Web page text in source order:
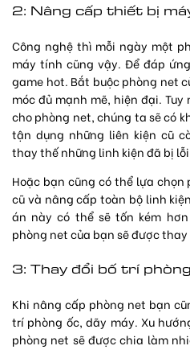
2: Nâng cấp thiết bị
Công nghệ thì mỗi ngày một
máy tính cũng vậy. Để đáp
game hot. Bắt buộc phòng net
móc đủ mạnh mẽ, hiện đại.
cho phòng net, chúng ta sẽ có
tận dụng những liên kiện cũ
thay thế những linh kiện đã bị
Hoặc bạn cũng có thể lựa
cũ và nâng cấp toàn bộ linh
án này có thể sẽ tốn kém
phòng net của bạn sẽ được
3: Thay đổi bố trí
Khi nâng cấp phòng net bạn
trí phòng ốc, dãy máy. Xu
phòng net sẽ được chia làm